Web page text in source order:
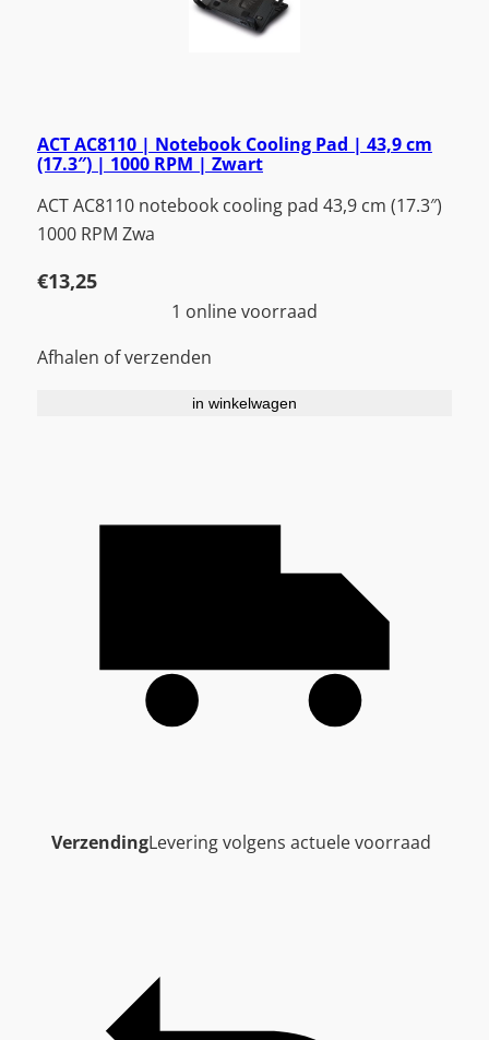
ACT AC8110 | Notebook Cooling Pad | 43,9 cm
(17.3″) | 1000 RPM | Zwart
ACT AC8110 notebook cooling pad 43,9 cm (17.3″)
1000 RPM Zwa
€13,25
1 online voorraad
Afhalen of verzenden
in winkelwagen
VerzendingLevering volgens actuele voorraad